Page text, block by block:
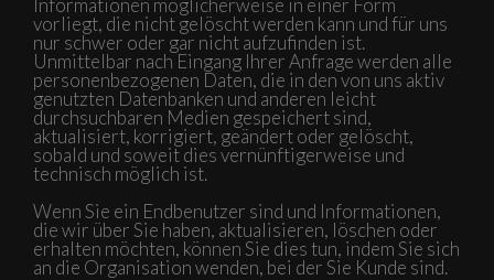
Informationen möglicherweise in einer Form
vorliegt, die nicht gelöscht werden kann und für uns
nur schwer oder gar nicht aufzufinden ist.
Unmittelbar nach Eingang Ihrer Anfrage werden alle
personenbezogenen Daten, die in den von uns aktiv
genutzten Datenbanken und anderen leicht
durchsuchbaren Medien gespeichert sind,
aktualisiert, korrigiert, geändert oder gelöscht,
sobald und soweit dies vernünftigerweise und
technisch möglich ist.
Wenn Sie ein Endbenutzer sind und Informationen,
die wir über Sie haben, aktualisieren, löschen oder
erhalten möchten, können Sie dies tun, indem Sie sich
an die Organisation wenden, bei der Sie Kunde sind.